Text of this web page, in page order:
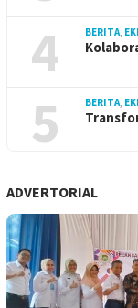
4 BERITA,
5 BERITA,
ADVERTORIAL